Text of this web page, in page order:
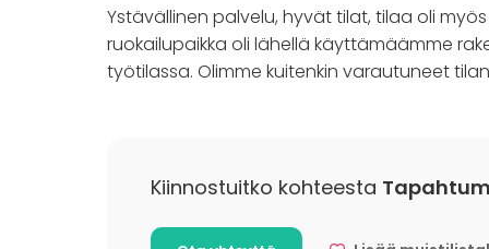
Lisätietoa palveluista ja puitteista
Leirikeskuksessa on majoituspaikkoja 75
Yhteistyökumppanimme tarjoaa
Ystävällinen palvelu, hyvät tilat, tilaa oli
ruokailupaikka oli lähellä käyttämäämme
työtilassa. Olimme kuitenkin varautuneet
Kiinnostuitko kohteesta